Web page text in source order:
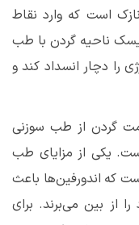
است که وارد نقاط
ناحیه گردن با طب
را دچار انسداد کند و
گردن از طب سوزنی
است. یکی از مزایای طب
که اندورفین‌ها باعث
از بین می‌برند. برای